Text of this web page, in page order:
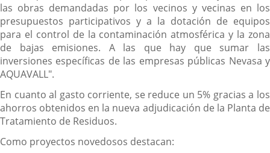
las obras demandadas por los vecinos y vecinas en los
presupuestos participativos y a la dotación de equipos
para el control de la contaminación atmosférica y la zona
de bajas emisiones. A las que hay que sumar las
inversiones específicas de las empresas públicas Nevasa y
AQUAVALL".
En cuanto al gasto corriente, se reduce un 5% gracias a los
ahorros obtenidos en la nueva adjudicación de la Planta de
Tratamiento de Residuos.
Como proyectos novedosos destacan: